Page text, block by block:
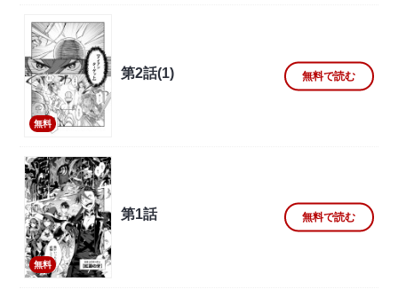
無料
第2話(1) 無料で読む
無料
第1話 無料で読む